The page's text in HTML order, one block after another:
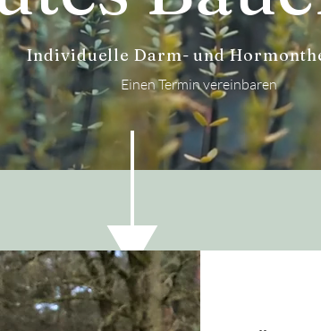
Individuelle Darm- und
Einen Termin vereinbaren